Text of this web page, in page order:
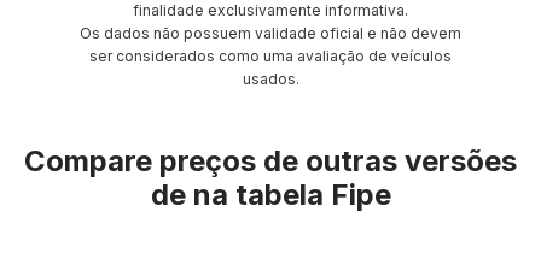
finalidade exclusivamente informativa.
Os dados não possuem validade oficial e não devem
ser considerados como uma avaliação de veículos
usados.
Compare preços de outras versões
de na tabela Fipe